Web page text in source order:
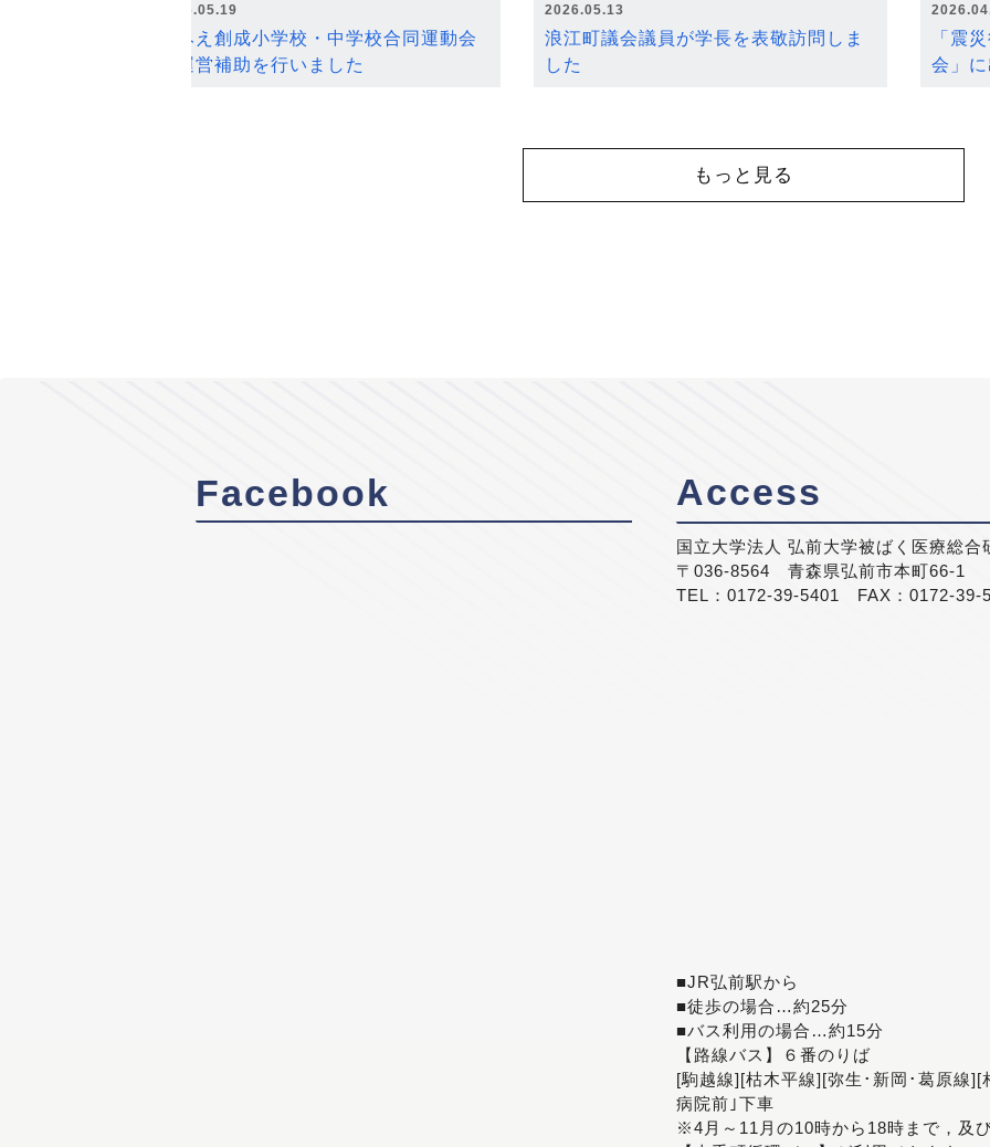
2026.05.19
なみえ創成小学校・中学校合同運動会
の運営補助を行いました
2026.05.13
浪江町議会議員が学長を表敬訪問しま
した
「震
会」
もっと見る
Facebook Access
国立大学法人 弘前大学被ばく医療総合
〒036-8564 青森県弘前市本町66-1
TEL：0172-39-5401 FAX：0172-39-
■JR弘前駅から
■徒歩の場合…約25分
■バス利用の場合…約15分
【路線バス】６番のりば
[駒越線][枯木平線][弥生･新岡･葛原線
病院前｣下車
※4月～11月の10時から18時まで，及